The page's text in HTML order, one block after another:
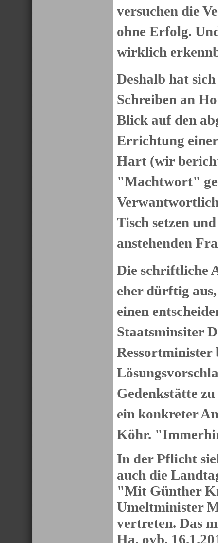
versuchen die
ohne Erfolg.
wirklich
Deshalb hat
Schreiben an
Blick auf den
Errichtung
Hart (wir
"Machtwort"
Tisch setzen
anstehenden
Die schriftliche
eher dürftig
einen
Staatsminsiter
Ressortminister
Gedenkstätte
ein konkreter
Köhr.
In der Pflicht
auch die
"Mit Günther
Umeltminister
vertreten. Das
Ha, ovb,